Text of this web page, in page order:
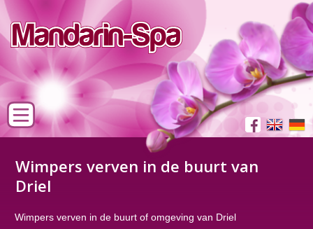
Wimpers verven in de buurt van
Driel
Wimpers verven in de buurt of omgeving van Driel